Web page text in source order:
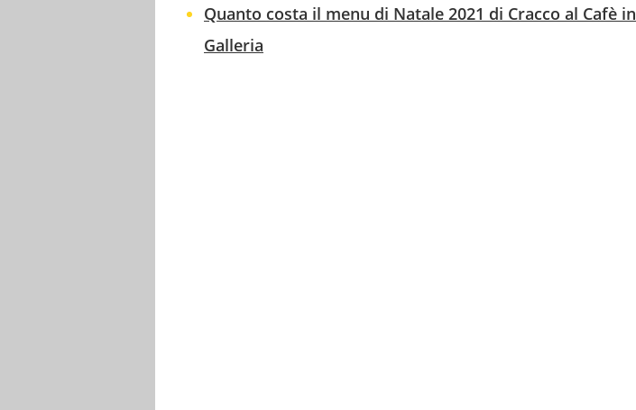
Quanto costa il menu di Natale 2021 di Cracco al Cafè in
Galleria